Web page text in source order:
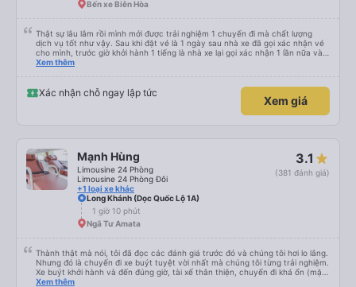
đưa đón nên tôi mới phớt lờ tài xế taxi. Tôi vừa cho xem địa chỉ khách sạn, tài
vọng được gặp bạn lần nữa.
Bến xe Biên Hòa
Thật sự lâu lắm rồi mình mới được trải nghiệm 1 chuyến đi mà chất lượng
dịch vụ tốt như vậy. Sau khi đặt vé là 1 ngày sau nhà xe đã gọi xác nhận vé
cho mình, trước giờ khởi hành 1 tiếng là nhà xe lại gọi xác nhận 1 lần nữa và
cung cấp số đt của bác tài và số xe. Dịch vụ tốt, xe sạch sẽ và bác tài chạy
Xem thêm
Xác nhận chỗ ngay lập tức
Xem giá
Mạnh Hùng
Limousine 24 Phòng
Limousine 24 Phòng Đôi
+1 loại xe khác
3.1
(381 đánh giá)
Long Khánh (Dọc Quốc Lộ 1A)
1 giờ 10 phút
Ngã Tư Amata
Thành thật mà nói, tôi đã đọc các đánh giá trước đó và chúng tôi hơi lo lắng.
Nhưng đó là chuyến đi xe buýt tuyệt vời nhất mà chúng tôi từng trải nghiệm.
Xe buýt khởi hành và đến đúng giờ, tài xế thân thiện, chuyến đi khá ổn (mặc
dù vẫn hơi xóc, nhưng đó là đặc trưng của Việt Nam ^^), và chỗ ngồi thoải
Xem thêm